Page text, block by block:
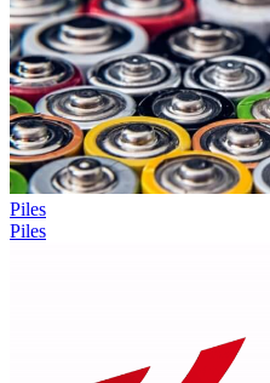
Piles
Piles